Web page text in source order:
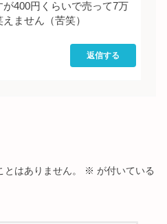
400円くらいで売って7万
ません（苦笑）
返信する
はありません。 ※ が付いている